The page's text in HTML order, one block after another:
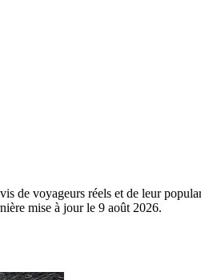
de voyageurs réels et de leur
mise à jour le 9 août 2026.